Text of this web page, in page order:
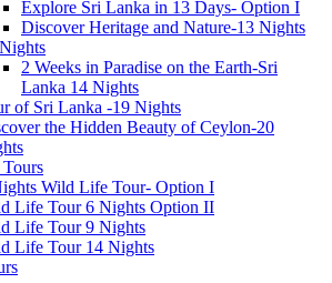
Explore Sri Lanka in 13 Days- Option I
Discover Heritage and Nature-13 Nights
2 Weeks in Paradise on the Earth-Sri
Lanka 14 Nights
of Sri Lanka -19 Nights
the Hidden Beauty of Ceylon-20
Wild Life Tour- Option I
Life Tour 6 Nights Option II
Life Tour 9 Nights
Life Tour 14 Nights